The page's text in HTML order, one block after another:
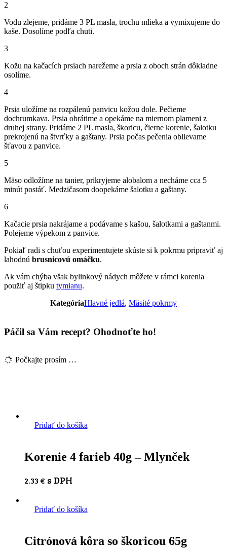
2
Vodu zlejeme, pridáme 3 PL masla, trochu mlieka a vymixujeme do
kaše. Dosolíme podľa chuti.
3
Kožu na kačacích prsiach narežeme a prsia z oboch strán dôkladne
osolíme.
4
Prsia uložíme na rozpálenú panvicu kožou dole. Pečieme
dochrumkava. Prsia obrátime a opekáme na miernom plameni z
druhej strany. Pridáme 2 PL masla, škoricu, čierne korenie, šalotku
prekrojenú na štvrťky a gaštany. Prsia počas pečenia oblievame
šťavou z panvice.
5
Mäso odložíme na tanier, prikryjeme alobalom a necháme cca 5
minút postáť. Medzičasom doopekáme šalotku a gaštany.
6
Kačacie prsia nakrájame a podávame s kašou, šalotkami a gaštanmi.
Polejeme výpekom z panvice.
Pokiaľ radi s chuťou experimentujete skúste si k pokrmu pripraviť aj
lahodnú brusnicovú omáčku.
Ak vám chýba však bylinkový nádych môžete v rámci korenia
použiť aj štipku tymianu.
KategóriaHlavné jedlá, Mäsité pokrmy
Páčil sa Vám recept? Ohodnoťte ho!
Počkajte prosím …
Pridať do košíka
Korenie 4 farieb 40g – Mlynček
2.33 € s DPH
Pridať do košíka
Citrónová kôra so škoricou 65g